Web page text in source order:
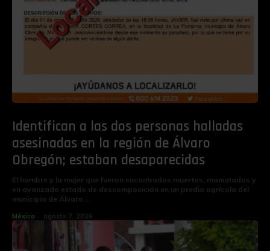
Identifican a las dos personas halladas
asesinadas en la región de Álvaro
Obregón; estaban desaparecidas
El hombre y la mujer que fueron encontrados muertos, maniatados y
en avanzado estado de descomposición en un predio agrícola del
municipio de Álvaro...
México agosto 7, 2026